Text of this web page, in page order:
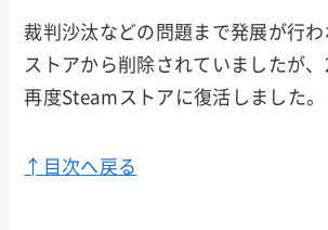
裁判沙汰などの問題まで発展が行
ストアから削除されていましたが
再度Steamストアに復活しました。
↑目次へ戻る